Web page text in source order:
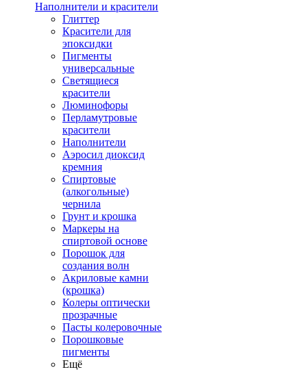
Наполнители и красители
Глиттер
Красители для
эпоксидки
Пигменты
универсальные
Светящиеся
красители
Люминофоры
Перламутровые
красители
Наполнители
Аэросил диоксид
кремния
Спиртовые
(алкогольные)
чернила
Грунт и крошка
Маркеры на
спиртовой основе
Порошок для
создания волн
Акриловые камни
(крошка)
Колеры оптически
прозрачные
Пасты колеровочные
Порошковые
пигменты
Ещё